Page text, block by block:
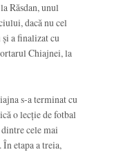
Răsdan, unul
dacă nu cel
și a finalizat cu
Chiajnei, la
s-a terminat cu
o lecție de fotbal
cele mai
etapa a treia,